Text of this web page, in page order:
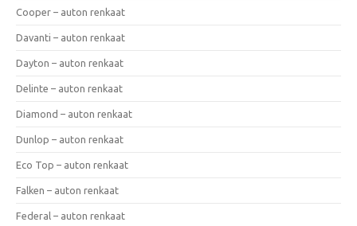
Cooper – auton renkaat
Davanti – auton renkaat
Dayton – auton renkaat
Delinte – auton renkaat
Diamond – auton renkaat
Dunlop – auton renkaat
Eco Top – auton renkaat
Falken – auton renkaat
Federal – auton renkaat